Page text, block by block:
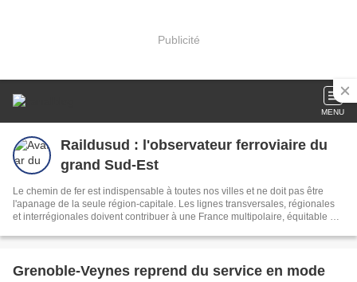
Publicité
MENU
Raildusud : l'observateur ferroviaire du
grand Sud-Est
Le chemin de fer est indispensable à toutes nos villes et ne doit pas être
l'apanage de la seule région-capitale. Les lignes transversales, régionales
et interrégionales doivent contribuer à une France multipolaire, équitable au
Grenoble-Veynes reprend du service en mode